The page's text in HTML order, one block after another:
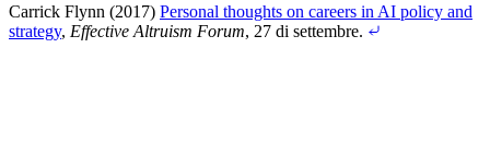
Carrick Flynn (2017) Personal thoughts on careers in AI policy and
strategy, Effective Altruism Forum, 27 di settembre.